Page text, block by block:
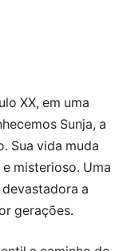
XX, em uma
Sunja, a
Sua vida muda
misterioso. Uma
a
gerações.